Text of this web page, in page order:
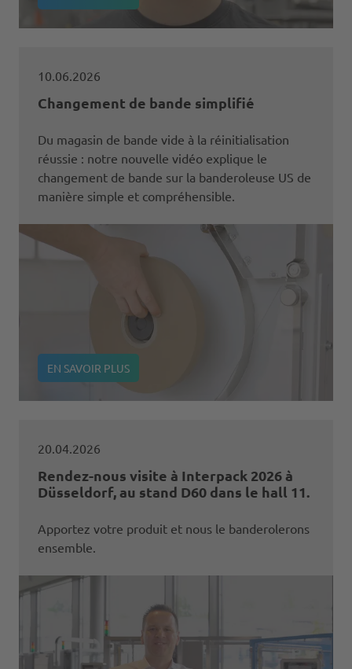
10.06.2026
Changement de bande simplifié
Du magasin de bande vide à la réinitialisation
réussie : notre nouvelle vidéo explique le
changement de bande sur la banderoleuse US de
manière simple et compréhensible.
EN SAVOIR PLUS
20.04.2026
Rendez-nous visite à Interpack 2026 à
Düsseldorf, au stand D60 dans le hall 11.
Apportez votre produit et nous le banderolerons
ensemble.